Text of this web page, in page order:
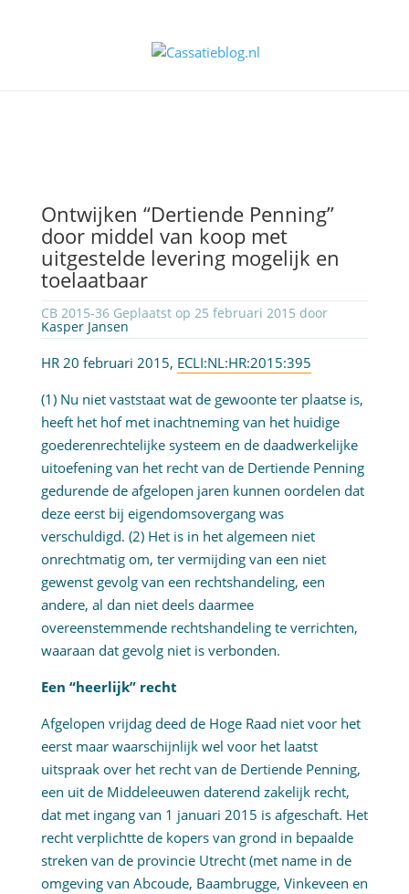
Ontwijken “Dertiende Penning”
door middel van koop met
uitgestelde levering mogelijk en
toelaatbaar
CB 2015-36 Geplaatst op 25 februari 2015 door
Kasper Jansen
HR 20 februari 2015, ECLI:NL:HR:2015:395
(1) Nu niet vaststaat wat de gewoonte ter plaatse is,
heeft het hof met inachtneming van het huidige
goederenrechtelijke systeem en de daadwerkelijke
uitoefening van het recht van de Dertiende Penning
gedurende de afgelopen jaren kunnen oordelen dat
deze eerst bij eigendomsovergang was
verschuldigd. (2) Het is in het algemeen niet
onrechtmatig om, ter vermijding van een niet
gewenst gevolg van een rechtshandeling, een
andere, al dan niet deels daarmee
overeenstemmende rechtshandeling te verrichten,
waaraan dat gevolg niet is verbonden.
Een “heerlijk” recht
Afgelopen vrijdag deed de Hoge Raad niet voor het
eerst maar waarschijnlijk wel voor het laatst
uitspraak over het recht van de Dertiende Penning,
een uit de Middeleeuwen daterend zakelijk recht,
dat met ingang van 1 januari 2015 is afgeschaft. Het
recht verplichtte de kopers van grond in bepaalde
streken van de provincie Utrecht (met name in de
omgeving van Abcoude, Baambrugge, Vinkeveen en